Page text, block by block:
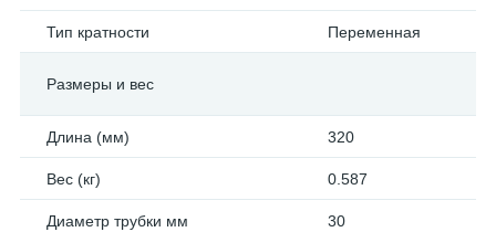
Тип кратности Переменная
Размеры и вес
Длина (мм) 320
Вес (кг) 0.587
Диаметр трубки мм 30